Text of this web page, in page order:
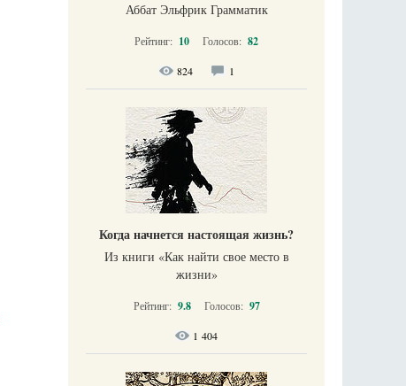
Аббат Эльфрик Грамматик
Рейтинг: 10 Голосов: 82
824 1
Когда начнется настоящая жизнь?
Из книги «Как найти свое место в
жизни​»
Рейтинг: 9.8 Голосов: 97
1 404